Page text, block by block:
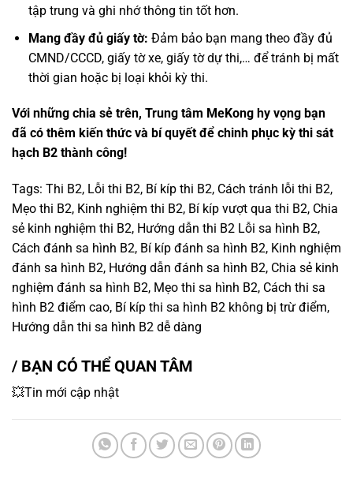
tập trung và ghi nhớ thông tin tốt hơn.
Mang đầy đủ giấy tờ: Đảm bảo bạn mang theo đầy đủ
CMND/CCCD, giấy tờ xe, giấy tờ dự thi,… để tránh bị mất
thời gian hoặc bị loại khỏi kỳ thi.
Với những chia sẻ trên, Trung tâm MeKong hy vọng bạn
đã có thêm kiến thức và bí quyết để chinh phục kỳ thi sát
hạch B2 thành công!
Tags: Thi B2, Lỗi thi B2, Bí kíp thi B2, Cách tránh lỗi thi B2,
Mẹo thi B2, Kinh nghiệm thi B2, Bí kíp vượt qua thi B2, Chia
sẻ kinh nghiệm thi B2, Hướng dẫn thi B2 Lỗi sa hình B2,
Cách đánh sa hình B2, Bí kíp đánh sa hình B2, Kinh nghiệm
đánh sa hình B2, Hướng dẫn đánh sa hình B2, Chia sẻ kinh
nghiệm đánh sa hình B2, Mẹo thi sa hình B2, Cách thi sa
hình B2 điểm cao, Bí kíp thi sa hình B2 không bị trừ điểm,
Hướng dẫn thi sa hình B2 dễ dàng
/ BẠN CÓ THỂ QUAN TÂM
💥Tin mới cập nhật